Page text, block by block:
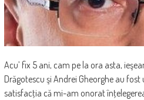
Acu’ fix 5 ani, cam pe la ora asta,
Drăgotescu şi Andrei Gheorghe au
satisfacţia că mi-am onorat